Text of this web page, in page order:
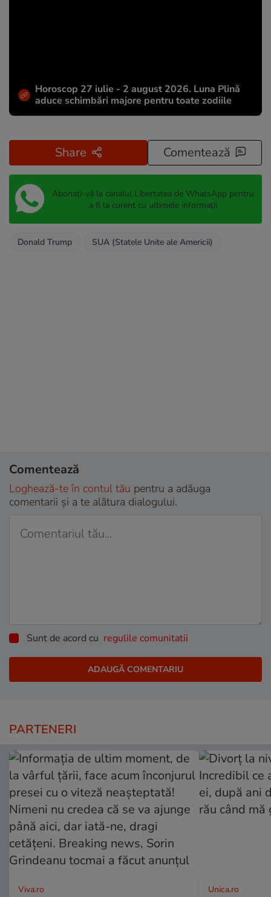
Horoscop 27 iulie - 2 august 2026. Luna Plină
aduce schimbări majore pentru toate zodiile
Share Comentează
Abonați-vă la canalul Libertatea de WhatsApp pentru
a fi la curent cu ultimele informații
Donald Trump SUA (Statele Unite ale Americii)
Comentează
Loghează-te în contul tău pentru a adăuga
comentarii și a te alătura dialogului.
Sunt de acord cu regulile comunitatii
PARTENERI
Viva.ro Unica.ro